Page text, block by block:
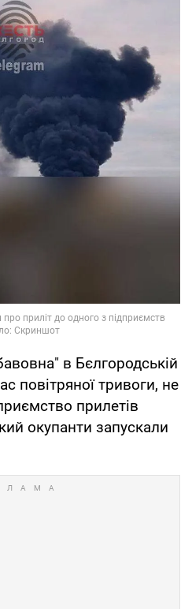
в Бєлгородській
повітряної тривоги, не
прилетів
окупанти запускали